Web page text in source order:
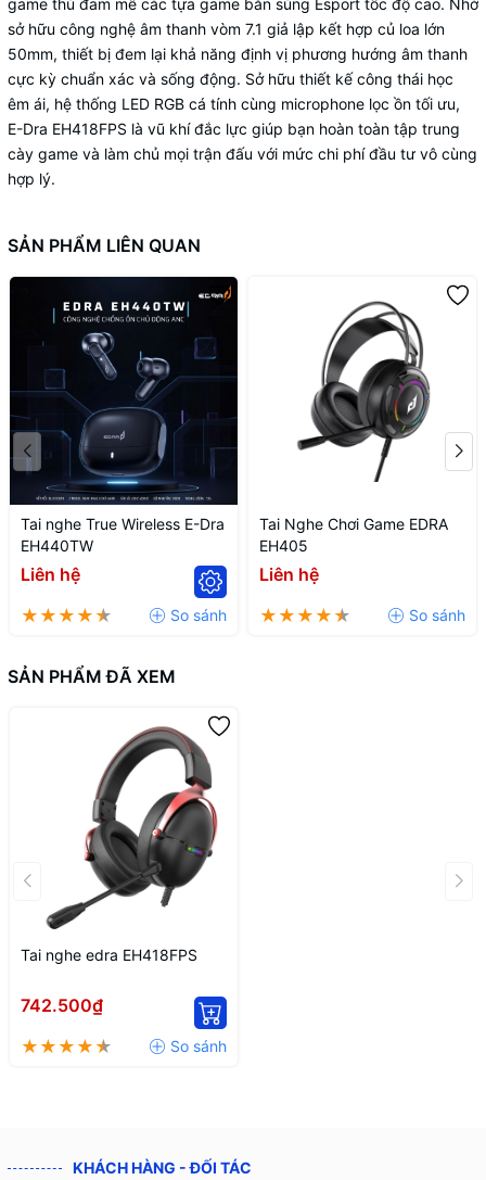
game thủ đam mê các tựa game bắn súng Esport tốc độ cao. Nhờ
sở hữu công nghệ âm thanh vòm 7.1 giả lập kết hợp củ loa lớn
50mm, thiết bị đem lại khả năng định vị phương hướng âm thanh
cực kỳ chuẩn xác và sống động. Sở hữu thiết kế công thái học
êm ái, hệ thống LED RGB cá tính cùng microphone lọc ồn tối ưu,
E-Dra EH418FPS là vũ khí đắc lực giúp bạn hoàn toàn tập trung
cày game và làm chủ mọi trận đấu với mức chi phí đầu tư vô cùng
hợp lý.
SẢN PHẨM LIÊN QUAN
Tai nghe True Wireless E-Dra
EH440TW
Liên hệ
Tai Nghe Chơi Game EDRA
EH405
Liên hệ
SẢN PHẨM ĐÃ XEM
Tai nghe edra EH418FPS
742.500₫
KHÁCH HÀNG - ĐỐI TÁC